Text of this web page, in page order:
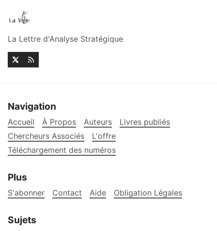
La Lettre d'Analyse Stratégique
Navigation
Accueil À Propos Auteurs
Livres publiés
Chercheurs Associés
L'offre
Téléchargement des numéros
Plus
S'abonner Contact Aide Obligation Légales
Sujets